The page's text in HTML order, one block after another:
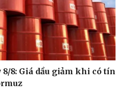
8: Giá dầu giảm khi có tín